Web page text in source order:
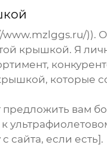
)).
крышкой. Я
, которые
вам
сайта, если есть].